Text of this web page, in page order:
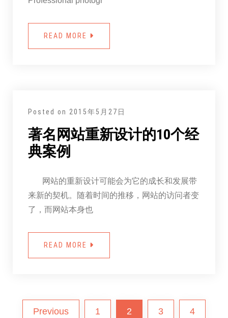
READ MORE
Posted on 2015年5月27日
著名网站重新设计的10个经
典案例
网站的重新设计可能会为它的成长和发展带
来新的契机。随着时间的推移，网站的访问者变
了，而网站本身也
READ MORE
Previous 1 2 3 4